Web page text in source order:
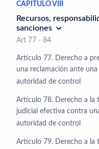
CAPÍTULO VIII
Recursos,
sanciones
Art 77 - 84
Artículo 77. Derecho a
una reclamación ante una
autoridad de control
Artículo 78. Derecho a la
judicial efectiva contra
autoridad de control
Artículo 79. Derecho a la